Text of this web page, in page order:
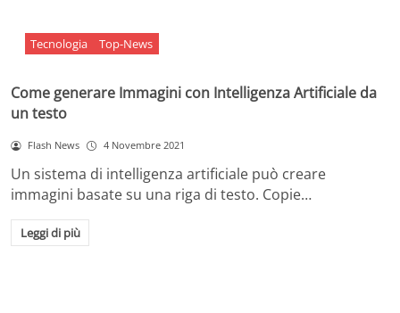
Tecnologia Top-News
Come generare Immagini con Intelligenza Artificiale da
un testo
Flash News 4 Novembre 2021
Un sistema di intelligenza artificiale può creare
immagini basate su una riga di testo. Copie…
Leggi di più